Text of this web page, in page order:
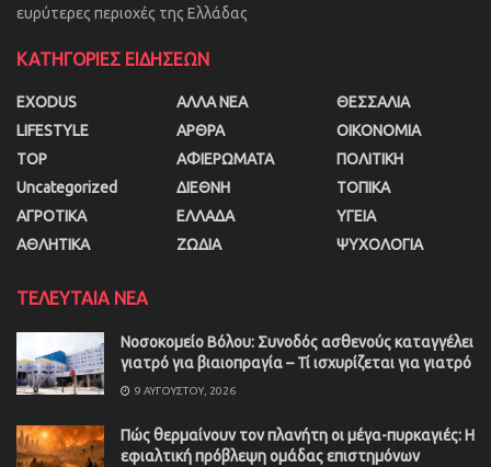
ευρύτερες περιοχές της Ελλάδας
ΚΑΤΗΓΟΡΙΕΣ ΕΙΔΗΣΕΩΝ
EXODUS
LIFESTYLE
TOP
Uncategorized
ΑΓΡΟΤΙΚΑ
ΑΘΛΗΤΙΚΑ
ΑΛΛΑ ΝΕΑ
ΑΡΘΡΑ
ΑΦΙΕΡΩΜΑΤΑ
ΔΙΕΘΝΗ
ΕΛΛΑΔΑ
ΖΩΔΙΑ
ΘΕΣΣΑΛΙΑ
ΟΙΚΟΝΟΜΙΑ
ΠΟΛΙΤΙΚΗ
ΤΟΠΙΚΑ
ΥΓΕΙΑ
ΨΥΧΟΛΟΓΙΑ
ΤΕΛΕΥΤΑΙΑ ΝΕΑ
Νοσοκομείο Βόλου: Συνοδός ασθενούς καταγγέλει
γιατρό για βιαιοπραγία – Τί ισχυρίζεται για γιατρό
9 ΑΥΓΟΎΣΤΟΥ, 2026
Πώς θερμαίνουν τον πλανήτη οι μέγα-πυρκαγιές: Η
εφιαλτική πρόβλεψη ομάδας επιστημόνων